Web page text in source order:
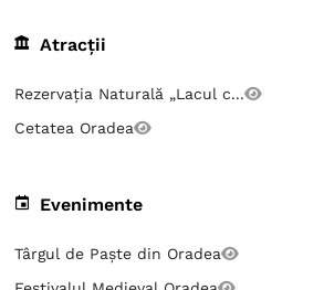
Atracții
Rezervația Naturală „Lacul c...
Cetatea Oradea
Evenimente
Târgul de Paște din Oradea